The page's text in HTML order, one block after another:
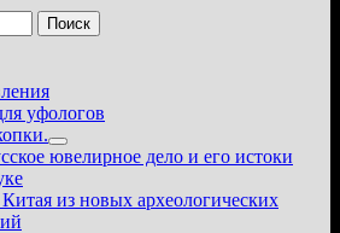
уфологов
Показать
подменю
ювелирное дело и его истоки
из новых археологических